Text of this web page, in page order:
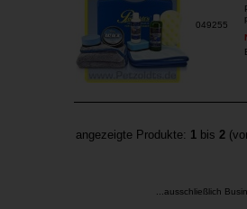
049255
angezeigte Produkte: 1 bis 2
...ausschließlich